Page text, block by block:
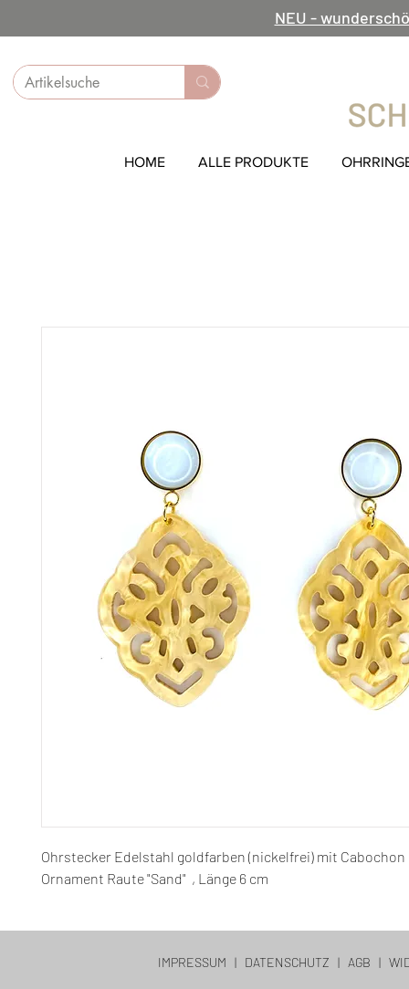
NEU -
HOME ALLE PRODUKTE
Ohrstecker Edelstahl goldfarben (nickelfrei) mit
Ornament Raute "Sand" , Länge 6 cm
IMPRESSUM | DATENSCHUTZ | AGB |